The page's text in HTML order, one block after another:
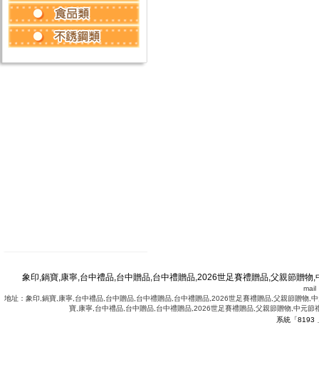
象印,鍋寶,康寧,台中禮品,台中贈品,台中禮贈品,2026世足賽禮贈品,父親節贈
mail
地址：象印,鍋寶,康寧,台中禮品,台中贈品,台中禮贈品,台中禮贈品,2026世足賽禮贈品,父親節贈物
寶,康寧,台中禮品,台中贈品,台中禮贈品,2026世足賽禮贈品,父親節贈物,中元
系統「8193